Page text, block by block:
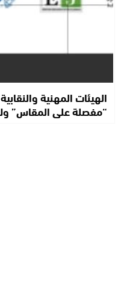
الهيئات المهنية
“مفصلة على المقاس”